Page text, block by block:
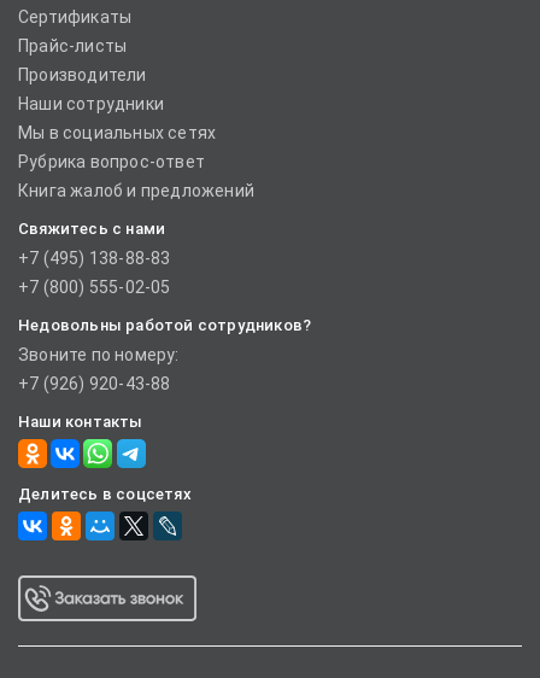
Сертификаты
Прайс-листы
Производители
Наши сотрудники
Мы в социальных сетях
Рубрика вопрос-ответ
Книга жалоб и предложений
Свяжитесь с нами
+7 (495) 138-88-83
+7 (800) 555-02-05
Недовольны работой сотрудников?
Звоните по номеру:
+7 (926) 920-43-88
Наши контакты
Делитесь в соцсетях